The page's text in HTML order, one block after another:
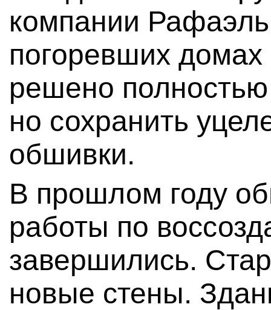
компании
погоревших
решено
но сохранить
обшивки.
В прошлом году
работы по
завершились.
новые стены.